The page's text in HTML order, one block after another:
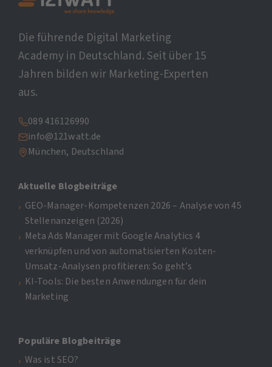
Die führende Digital Marketing
Academy in Deutschland. Seit über 15
Jahren bilden wir Marketing-Experten
aus.
089 416126990
info@121watt.de
München, Deutschland
Aktuelle Blogbeiträge
GEO-Manager-Kompetenzen 2026 – Analyse von 45
Stellenanzeigen (2026)
Meta Ads Manager mit Google Analytics 4
verknüpfen und von automatisierten Kosten-
Umsatz-Analysen profitieren: So geht’s
KI-Tools: Die besten Anwendungen für dein
Marketing
Populäre Blogbeiträge
Was ist SEO?